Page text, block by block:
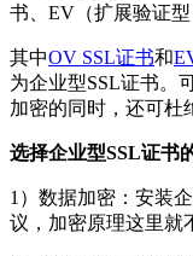
书、EV（扩展验证型
其中OV SSL证书和
为企业型SSL证书。
加密的同时，还可杜
选择企业型SSL证书
1）数据加密：安装
议，加密原理这里就